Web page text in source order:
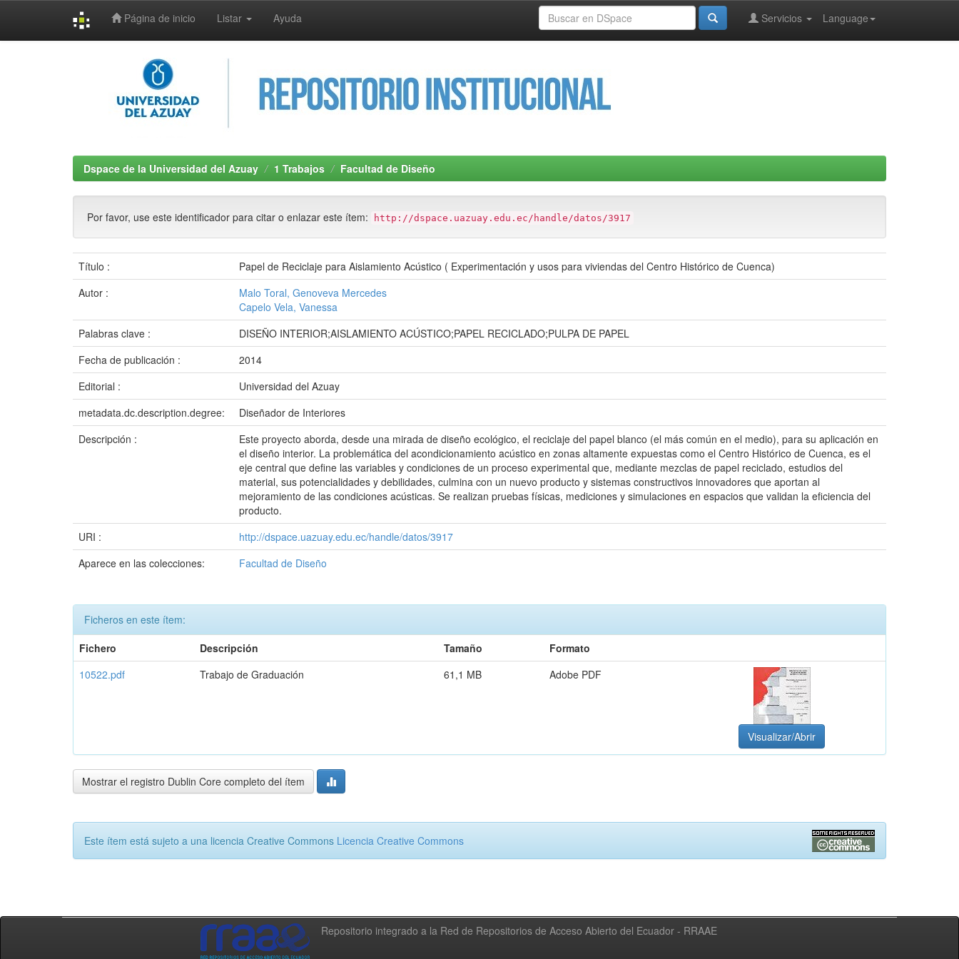
Página de inicio Listar Ayuda Language
Servicios
Dspace de la Universidad del Azuay 1 Trabajos Facultad de Diseño
Por favor, use este identificador para citar o enlazar este ítem: http://dspace.uazuay.edu.ec/handle/datos/3917
Título :
Papel de Reciclaje para Aislamiento Acústico ( Experimentación y usos para viviendas del Centro Histórico de Cuenca)
Autor :
Malo Toral, Genoveva Mercedes
Capelo Vela, Vanessa
Palabras clave :
DISEÑO INTERIOR;AISLAMIENTO ACÚSTICO;PAPEL RECICLADO;PULPA DE PAPEL
Fecha de publicación :
2014
Editorial :
Universidad del Azuay
metadata.dc.description.degree:
Diseñador de Interiores
Descripción :
Este proyecto aborda, desde una mirada de diseño ecológico, el reciclaje del papel blanco (el más común en el medio), para su aplicación en
el diseño interior. La problemática del acondicionamiento acústico en zonas altamente expuestas como el Centro Histórico de Cuenca, es el
eje central que define las variables y condiciones de un proceso experimental que, mediante mezclas de papel reciclado, estudios del
material, sus potencialidades y debilidades, culmina con un nuevo producto y sistemas constructivos innovadores que aportan al
mejoramiento de las condiciones acústicas. Se realizan pruebas físicas, mediciones y simulaciones en espacios que validan la eficiencia del
producto.
URI :
http://dspace.uazuay.edu.ec/handle/datos/3917
Aparece en las colecciones:
Facultad de Diseño
Ficheros en este ítem:
Fichero
Descripción Tamaño
Formato
10522.pdf
Trabajo de Graduación 61,1 MB Adobe PDF
Visualizar/Abrir
Mostrar el registro Dublin Core completo del ítem
Este ítem está sujeto a una licencia Creative Commons Licencia Creative Commons
Repositorio integrado a la Red de Repositorios de Acceso Abierto del Ecuador - RRAAE